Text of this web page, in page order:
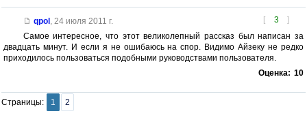
[ 3 ]
qpol , 24 июля 2011 г.
Самое интересное, что этот великолепный рассказ был написан за
двадцать минут. И если я не ошибаюсь на спор. Видимо Айзеку не редко
приходилось пользоваться подобными руководствами пользователя.
Оценка: 10
Страницы: 1 2